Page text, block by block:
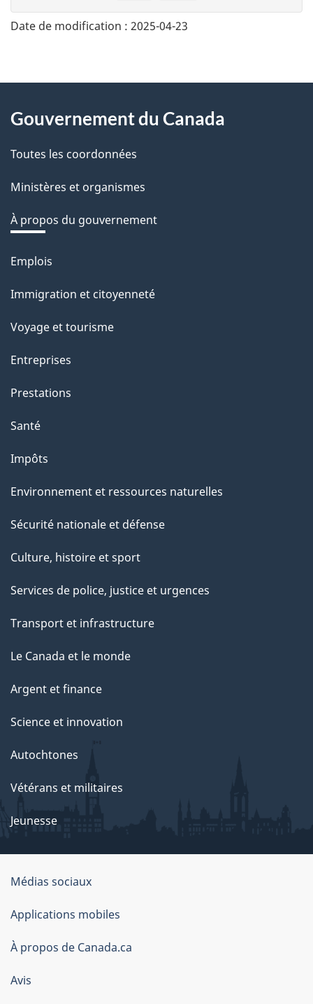
n
v
o
t
r
r
é
t
r
a
c
i
o
s
u
c
e
t
e
a
g
Date de modification : 2025-04-23
About
this
site
Gouvernement du Canada
Toutes les coordonnées
Ministères et organismes
À propos du gouvernement
Thèmes
sujets
Emplois
Immigration et citoyenneté
Voyage et tourisme
Entreprises
Prestations
Santé
Impôts
Environnement et ressources naturelles
Sécurité nationale et défense
Culture, histoire et sport
Services de police, justice et urgences
Transport et infrastructure
Le Canada et le monde
Argent et finance
Science et innovation
Autochtones
Vétérans et militaires
Jeunesse
À
propos
de
ce
Médias sociaux
Applications mobiles
À propos de Canada.ca
Avis